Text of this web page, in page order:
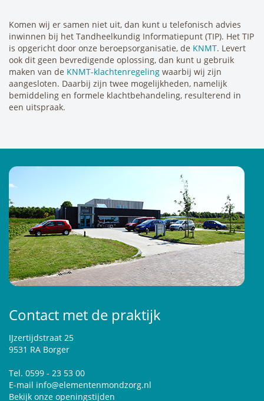
Komen wij er samen niet uit, dan kunt u telefonisch advies
inwinnen bij het Tandheelkundig Informatiepunt (TIP). Het TIP
is opgericht door onze beroepsorganisatie, de KNMT. Levert
ook dit geen bevredigende oplossing, dan kunt u gebruik
maken van de KNMT-klachtenregeling waarbij wij zijn
aangesloten. Daarbij zijn twee mogelijkheden, namelijk
bemiddeling en formele klachtbehandeling, resulterend in
een uitspraak.
Contact met de praktijk
IJzertijdstraat 25
9531 RA Borger
Tel. 0599 - 23 53 00
E-mail info@elementenmondzorg.nl
Bekijk onze openingstijden